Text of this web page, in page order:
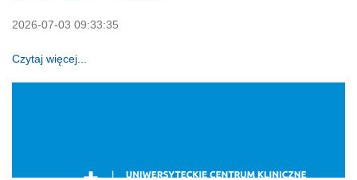
2026-07-03 09:33:35
Czytaj więcej...